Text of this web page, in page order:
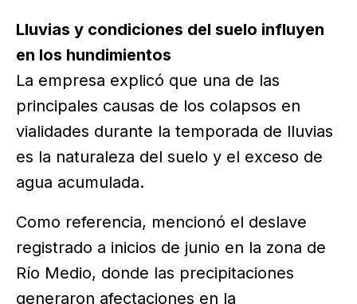
Lluvias y condiciones del suelo influyen
en los hundimientos
La empresa explicó que una de las
principales causas de los colapsos en
vialidades durante la temporada de lluvias
es la naturaleza del suelo y el exceso de
agua acumulada.
Como referencia, mencionó el deslave
registrado a inicios de junio en la zona de
Río Medio, donde las precipitaciones
generaron afectaciones en la